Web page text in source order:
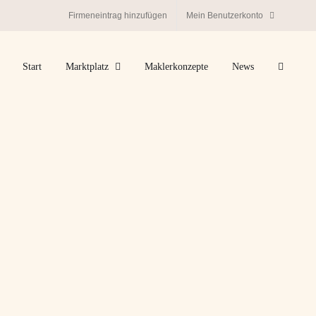
Firmeneintrag hinzufügen Mein Benutzerkonto
Start Marktplatz Maklerkonzepte News